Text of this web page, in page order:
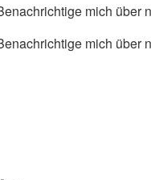
mich über
mich über